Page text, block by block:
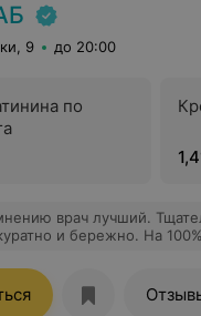
9 до 20:00
по
врач лучший.
и бережно. На
из любой ситуации,
потерь. Подберет точное и